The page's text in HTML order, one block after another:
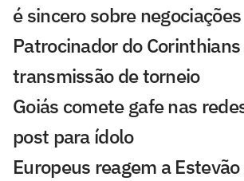
é sincero sobre negociações
Patrocinador do
transmissão de torneio
Goiás comete gafe nas
post para ídolo
Europeus reagem a